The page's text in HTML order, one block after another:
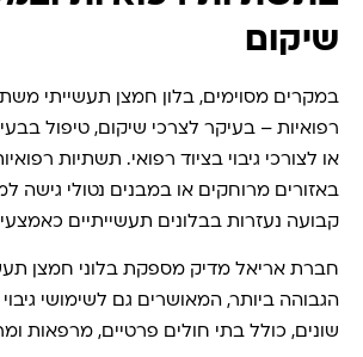
שיקום
במקרים מסוימים, בלון חמצן תעשייתי
רפואיות – בעיקר לצרכי שיקום, טיפול
או לצורכי גיבוי בציוד רפואי. תשתיות
באזורים מרוחקים או במבנים נטולי גישה
קבועה נעזרות בבלונים תעשייתיים
חברת אריאל מדיק מספקת בלוני חמצן
הגבוהה ביותר, המאושרים גם לשימושי
שונים, כולל בתי חולים פרטיים, מרפאות